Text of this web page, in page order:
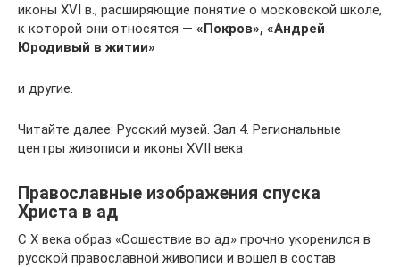
иконы XVI в., расширяющие понятие о московской школе,
к которой они относятся — «Покров», «Андрей
Юродивый в житии»
и другие.
Читайте далее: Русский музей. Зал 4. Региональные
центры живописи и иконы XVII века
Православные изображения спуска
Христа в ад
С X века образ «Сошествие во ад» прочно укоренился в
русской православной живописи и вошел в состав